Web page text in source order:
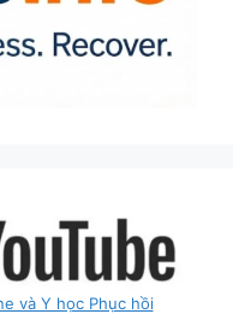
và Y học Phục hồi